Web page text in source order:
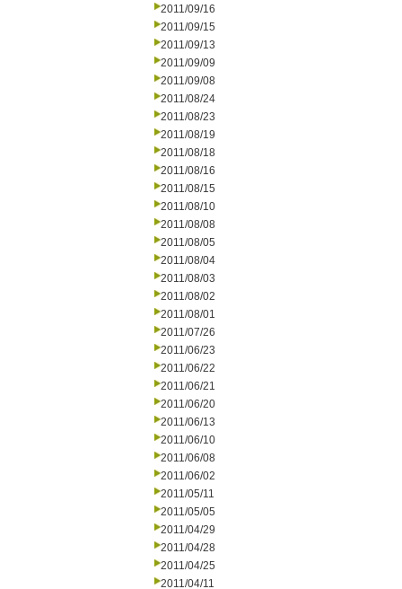
2011/09/16
2011/09/15
2011/09/13
2011/09/09
2011/09/08
2011/08/24
2011/08/23
2011/08/19
2011/08/18
2011/08/16
2011/08/15
2011/08/10
2011/08/08
2011/08/05
2011/08/04
2011/08/03
2011/08/02
2011/08/01
2011/07/26
2011/06/23
2011/06/22
2011/06/21
2011/06/20
2011/06/13
2011/06/10
2011/06/08
2011/06/02
2011/05/11
2011/05/05
2011/04/29
2011/04/28
2011/04/25
2011/04/11